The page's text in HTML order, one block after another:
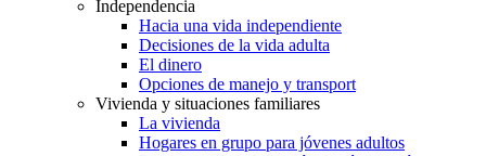
Independencia
Hacia una vida independiente
Decisiones de la vida adulta
El dinero
Opciones de manejo y transport
Vivienda y situaciones familiares
La vivienda
Hogares en grupo para jóvenes adultos